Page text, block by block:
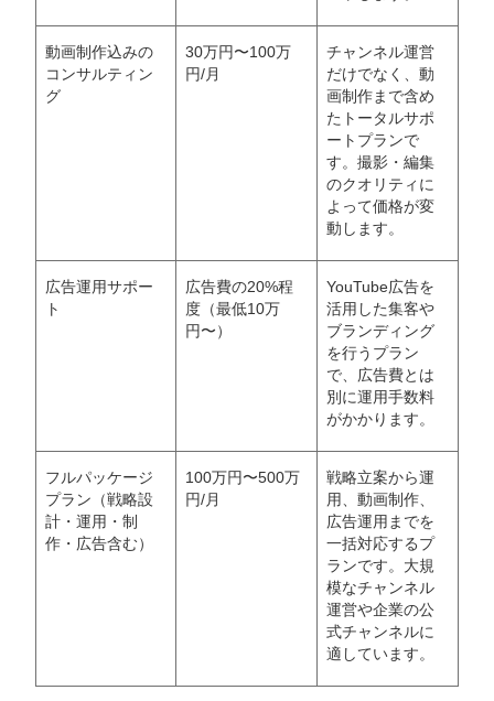
動画制作込みの
コンサルティン
グ
30万円〜100万
円/月
チャンネル運営
だけでなく、動
画制作まで含め
たトータルサポ
ートプランで
す。撮影・編集
のクオリティに
よって価格が変
動します。
広告運用サポー
ト
広告費の20%程
度（最低10万
円〜）
YouTube広告を
活用した集客や
ブランディング
を行うプラン
で、広告費とは
別に運用手数料
がかかります。
フルパッケージ
プラン（戦略設
計・運用・制
作・広告含む）
100万円〜500万
円/月
戦略立案から運
用、動画制作、
広告運用までを
一括対応するプ
ランです。大規
模なチャンネル
運営や企業の公
式チャンネルに
適しています。